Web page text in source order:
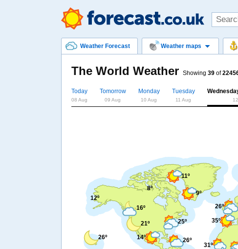
Weather Forecast Weather maps
The World Weather Showing 39of
Today
08 Aug
Tomorrow
09 Aug
Monday
10 Aug
Tuesday
11 Aug
35º
14º
26º
25º
26º
31º
21º
16º
26º
12º
9º
11º
8º